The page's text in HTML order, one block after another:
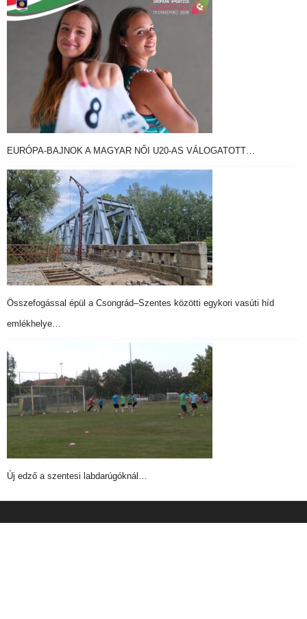
EURÓPA-BAJNOK A MAGYAR NŐI U20-AS VÁLOGATOTT…
Összefogással épül a Csongrád–Szentes közötti egykori vasúti híd
emlékhelye…
Új edző a szentesi labdarúgóknál…